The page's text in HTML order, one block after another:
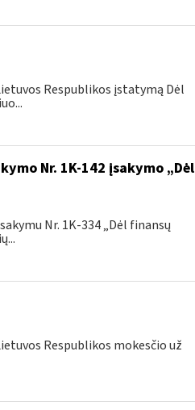
Respublikos įstatymą Dėl
Nr. 1K-142 įsakymo „Dėl
Nr. 1K-334 „Dėl finansų
Respublikos mokesčio už